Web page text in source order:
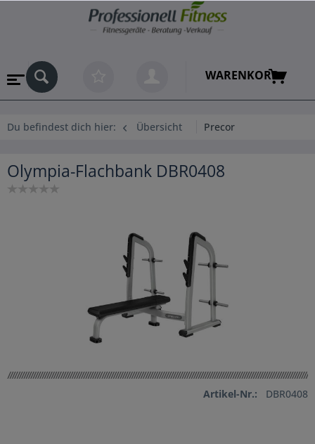
WARENKORB
Du befindest dich hier: Übersicht Precor
Olympia-Flachbank DBR0408
Artikel-Nr.: DBR0408